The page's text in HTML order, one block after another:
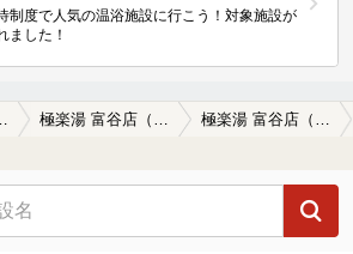
制度で人気の温浴施設に行こう！対象施設が
ました！